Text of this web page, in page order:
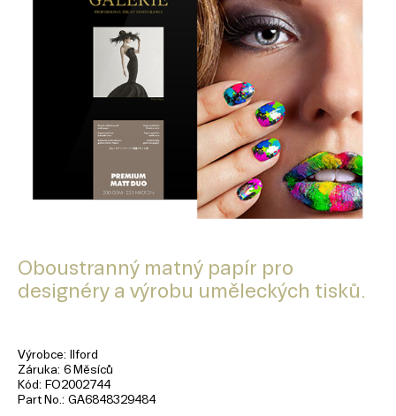
Oboustranný matný papír pro
designéry a výrobu uměleckých tisků.
Výrobce
Ilford
Záruka 6 Měsíců
Kód
FO2002744
Part No. GA6848329484